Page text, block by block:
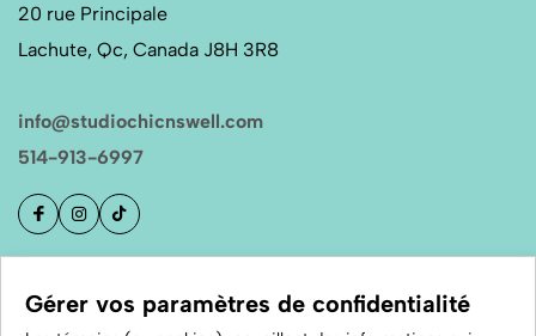
20 rue Principale
Lachute, Qc, Canada J8H 3R8
info@studiochicnswell.com
514-913-6997
Boutique
Gérer vos paramètres de confidentialité